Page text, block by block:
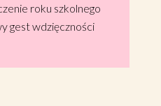
roku szkolnego
gest wdzięczności